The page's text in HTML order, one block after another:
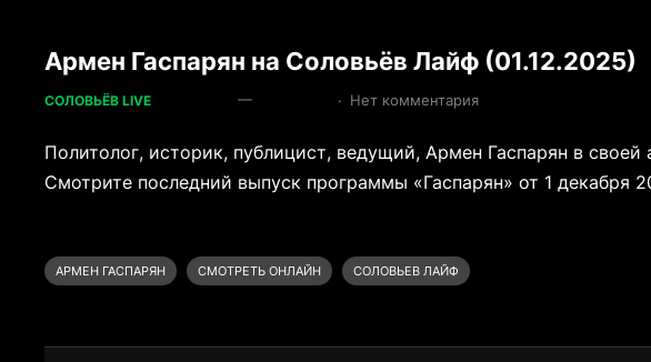
Армен Гаспарян на Соловьёв Лайф (01.12.2025)
СОЛОВЬЁВ LIVE — · Нет комментария
Политолог, историк, публицист, ведущий, Армен Гаспарян в
Смотрите последний выпуск программы «Гаспарян» от 1 декабря
АРМЕН ГАСПАРЯН
СМОТРЕТЬ ОНЛАЙН СОЛОВЬЕВ ЛАЙФ